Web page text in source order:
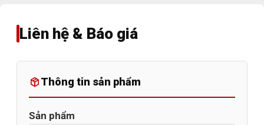
Liên hệ & Báo giá
Thông tin sản phẩm
Sản phẩm